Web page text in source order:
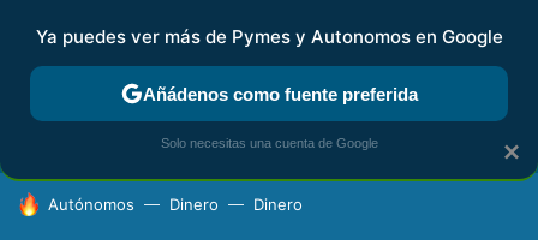
FISCALIDAD Y CONTABILIDAD KIT DIGITAL RENTA
HOY SE HABLA DE
Autónomos Dinero Dinero
×
Ya puedes ver más de Pymes y Autonomos en Google
Añádenos como fuente preferida
Solo necesitas una cuenta de Google